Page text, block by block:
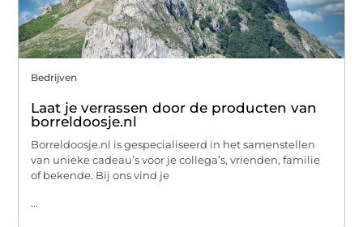
Bedrijven
Laat je verrassen door de producten van
borreldoosje.nl
Borreldoosje.nl is gespecialiseerd in het samenstellen
van unieke cadeau’s voor je collega’s, vrienden, familie
of bekende. Bij ons vind je
...